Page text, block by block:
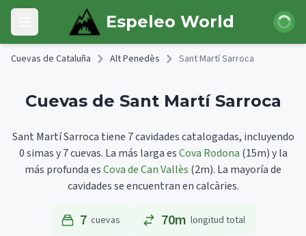
Skip to main content
Open main menu Espeleo World Iniciar
Cuevas de Cataluña Alt Penedès Sant Martí Sarroca
Cuevas de Sant Martí Sarroca
Sant Martí Sarroca tiene 7 cavidades catalogadas, incluyendo
0 simas y 7 cuevas. La más larga esCova Rodona (15m)y la
más profunda esCova de Can Vallès (2m). La mayoría de
cavidades se encuentran en calcàries.
7 cuevas 70m longitud total